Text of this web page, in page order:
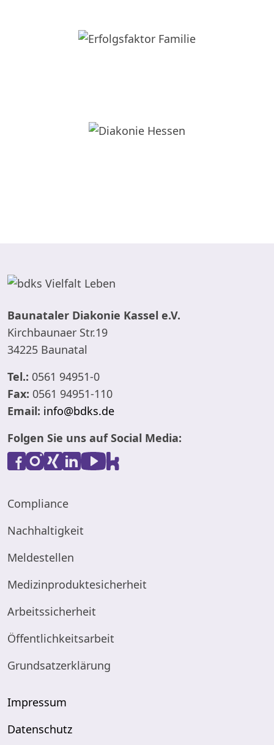
Baunataler Diakonie Kassel e.V.
Kirchbaunaer Str.19
34225 Baunatal
Tel.: 0561 94951-0
Fax: 0561 94951-110
Email: info@bdks.de
Folgen Sie uns auf Social Media:
Compliance
Nachhaltigkeit
Meldestellen
Medizinproduktesicherheit
Arbeitssicherheit
Öffentlichkeitsarbeit
Grundsatzerklärung
Impressum
Datenschutz